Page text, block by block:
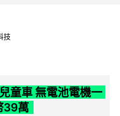
技
童車 無電池電機一
39萬